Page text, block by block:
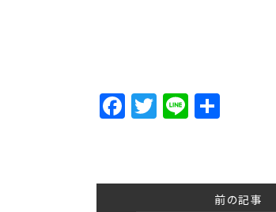
Facebook
Twitter
Line
前の記事